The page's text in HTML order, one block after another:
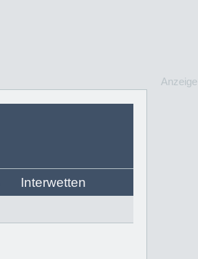
Interwetten
Anzeige